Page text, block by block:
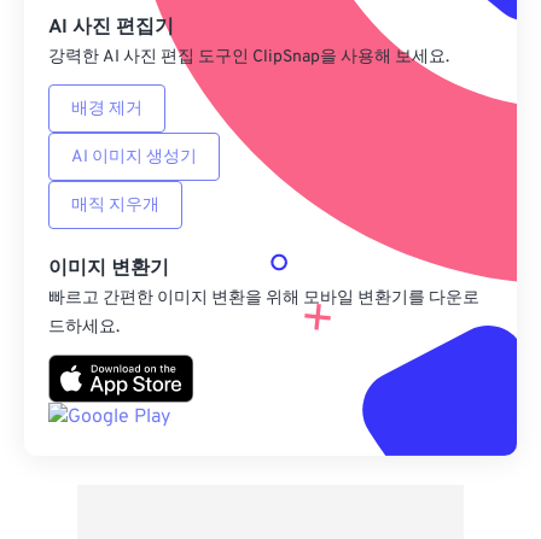
AI 사진 편집기
강력한 AI 사진 편집 도구인 ClipSnap을 사용해 보세요.
배경 제거
AI 이미지 생성기
매직 지우개
이미지 변환기
빠르고 간편한 이미지 변환을 위해 모바일 변환기를 다운로
드하세요.